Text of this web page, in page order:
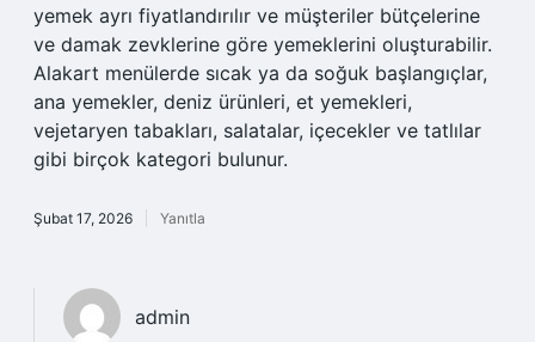
yemek ayrı fiyatlandırılır ve müşteriler bütçelerine
ve damak zevklerine göre yemeklerini oluşturabilir.
Alakart menülerde sıcak ya da soğuk başlangıçlar,
ana yemekler, deniz ürünleri, et yemekleri,
vejetaryen tabakları, salatalar, içecekler ve tatlılar
gibi birçok kategori bulunur.
Şubat 17, 2026 Yanıtla
admin